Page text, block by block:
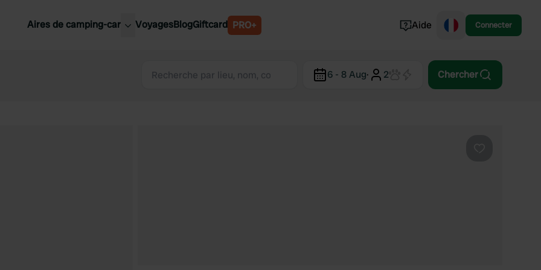
Aires de camping-car
Slovénie
VoyagesBlogGiftcard PRO+ Aide Connecter
6 - 8 Aug· 2 Chercher